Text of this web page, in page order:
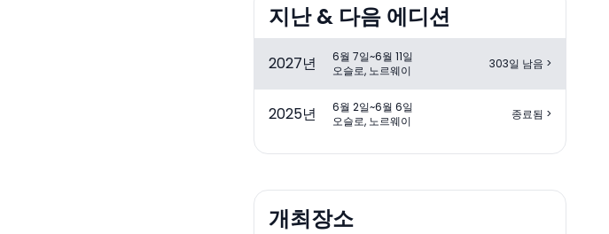
지난 & 다음 에디션
2027년
6월 7일~6월 11일
오슬로, 노르웨이
303일 남음 >
2025년
6월 2일~6월 6일
오슬로, 노르웨이
종료됨 >
개최장소